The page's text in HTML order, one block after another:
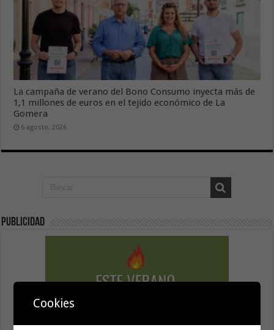
La campaña de verano del Bono Consumo inyecta más de
1,1 millones de euros en el tejido económico de La
Gomera
6 agosto, 2026
Publicidad
Cookies